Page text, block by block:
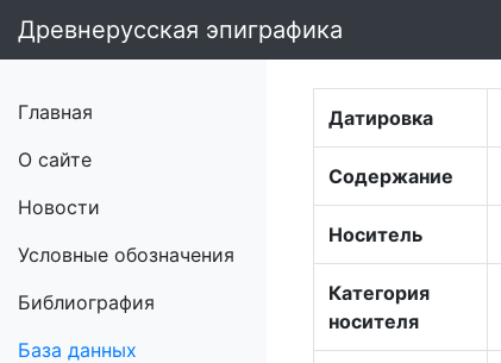
Древнерусская эпиграфика
Главная
О сайте
Новости
Условные обозначения
Библиография
База данных
Датировка
Содержание
Носитель
Категория
носителя